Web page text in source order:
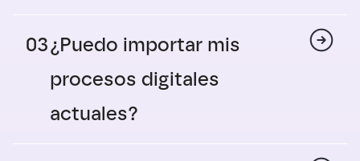
03¿Puedo importar mis
procesos digitales
actuales?